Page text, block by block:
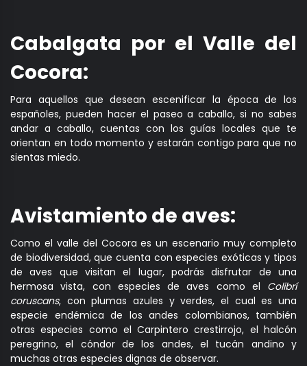
Cabalgata por el Valle del
Cocora:
Para aquellos que desean escenificar la época de los
españoles, pueden hacer el paseo a caballo, si no sabes
andar a caballo, cuentas con los guías locales que te
orientan en todo momento y estarán contigo para que no
sientas miedo.
Avistamiento de aves:
Como el valle del Cocora es un escenario muy completo
de biodiversidad, que cuenta con especies exóticas y tipos
de aves que visitan el lugar, podrás disfrutar de una
hermosa vista, con especies de aves como el Colibrí
coruscans, con plumas azules y verdes, el cual es una
especie endémica de los andes colombianos, también
otras especies como el Carpintero crestirrojo, el halcón
peregrino, el cóndor de los andes, el tucán andino y
muchas otras especies dignas de observar.